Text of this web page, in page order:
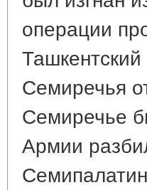
операции
Семиречья
Семиречье
Армии